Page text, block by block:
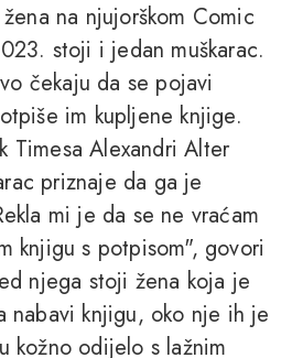
na njujorškom Comic
stoji i jedan muškarac.
čekaju da se pojavi
im kupljene knjige.
Timesa Alexandri Alter
priznaje da ga je
mi je da se ne vraćam
knjigu s potpisom", govori
njega stoji žena koja je
nabavi knjigu, oko nje ih je
kožno odijelo s lažnim